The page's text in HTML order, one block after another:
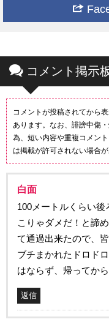
コメント掲示
コメントが投稿されてから
あります。なお、誹謗中傷
為、短い内容や重複コメン
は掲載が許可されない場合が
白面
100メートルくらい後
こりゃダメだ！と諦
て通過出来たので、
ブチまかれたドロド
はならず、帰ってか
返信